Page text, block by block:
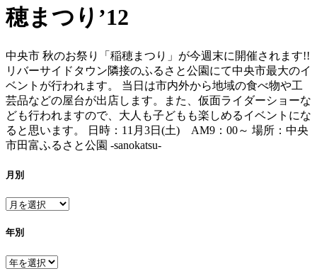
穂まつり’12
中央市 秋のお祭り「稲穂まつり」が今週末に開催されます!!
リバーサイドタウン隣接のふるさと公園にて中央市最大のイ
ベントが行われます。 当日は市内外から地域の食べ物や工
芸品などの屋台が出店します。また、仮面ライダーショーな
ども行われますので、大人も子どもも楽しめるイベントにな
ると思います。 日時：11月3日(土) AM9：00～ 場所：中央
市田富ふるさと公園 -sanokatsu-
月別
年別